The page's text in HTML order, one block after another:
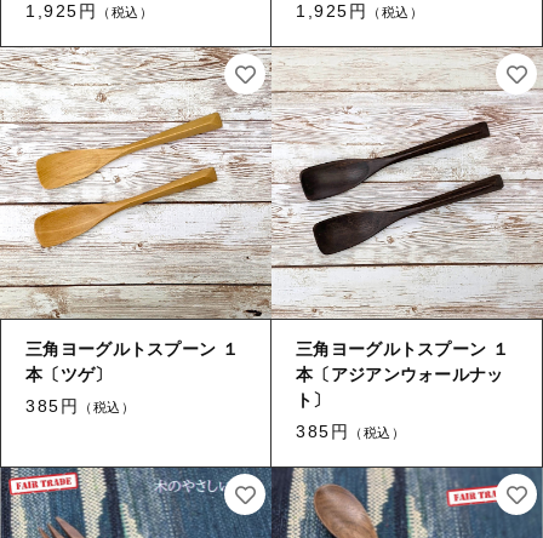
1,925円
（税込）
1,925円
（税込）
三角ヨーグルトスプーン １
本〔ツゲ〕
385円
（税込）
三角ヨーグルトスプーン １
本〔アジアンウォールナッ
ト〕
385円
（税込）